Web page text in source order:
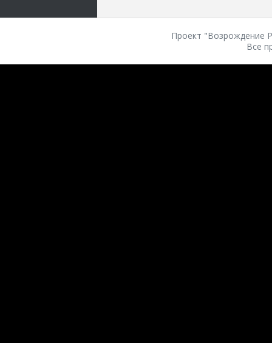
Проект "Возрождение
Все